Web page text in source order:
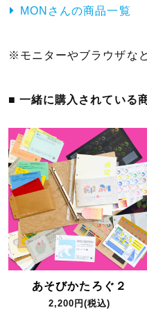
MONさんの商品一覧
※モニターやブラウザな
■ 一緒に購入されている
あそびかたろぐ２
2,200円(税込)